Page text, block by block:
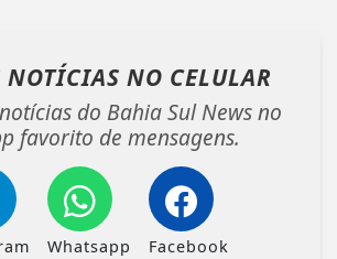
NOTÍCIAS NO CELULAR
do Bahia Sul News no
favorito de mensagens.
Whatsapp Facebook